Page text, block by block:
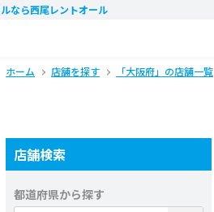
なら西尾レントオール
ホーム 店舗を探す 「大阪府」の店舗一覧
店舗検索
都道府県から探す